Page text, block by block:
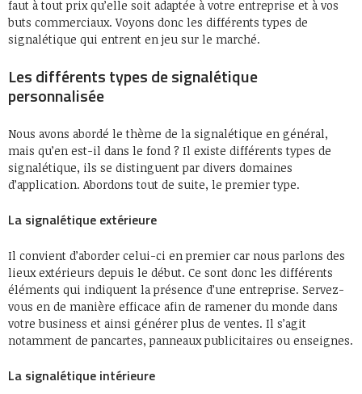
faut à tout prix qu’elle soit adaptée à votre entreprise et à vos
buts commerciaux. Voyons donc les différents types de
signalétique qui entrent en jeu sur le marché.
Les différents types de signalétique
personnalisée
Nous avons abordé le thème de la signalétique en général,
mais qu’en est-il dans le fond ? Il existe différents types de
signalétique, ils se distinguent par divers domaines
d’application. Abordons tout de suite, le premier type.
La signalétique extérieure
Il convient d’aborder celui-ci en premier car nous parlons des
lieux extérieurs depuis le début. Ce sont donc les différents
éléments qui indiquent la présence d’une entreprise. Servez-
vous en de manière efficace afin de ramener du monde dans
votre business et ainsi générer plus de ventes. Il s’agit
notamment de pancartes, panneaux publicitaires ou enseignes.
La signalétique intérieure